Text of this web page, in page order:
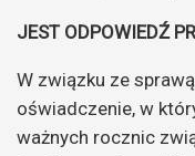
JEST ODPOWIEDŹ
W związku ze
oświadczenie, w
ważnych rocznic